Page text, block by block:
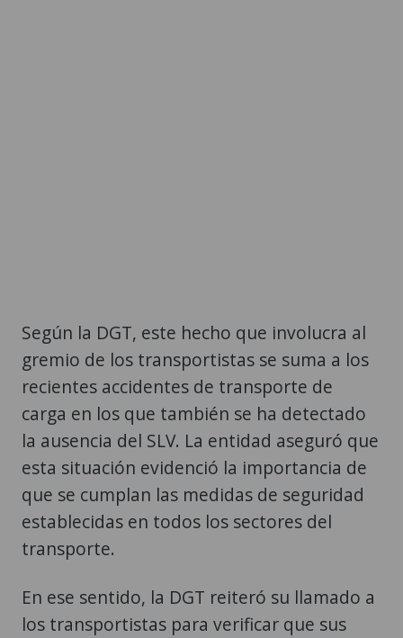
Según la DGT, este hecho que involucra al
gremio de los transportistas se suma a los
recientes accidentes de transporte de
carga en los que también se ha detectado
la ausencia del SLV. La entidad aseguró que
esta situación evidenció la importancia de
que se cumplan las medidas de seguridad
establecidas en todos los sectores del
transporte.
En ese sentido, la DGT reiteró su llamado a
los transportistas para verificar que sus